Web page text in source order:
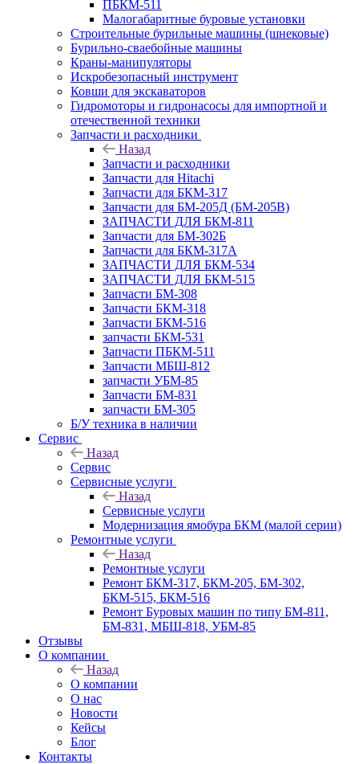
ПБКМ-511
Малогабаритные буровые установки
Строительные бурильные машины (шнековые)
Бурильно-сваебойные машины
Краны-манипуляторы
Искробезопасный инструмент
Ковши для экскаваторов
Гидромоторы и гидронасосы для импортной и
отечественной техники
Запчасти и расходники
Назад
Запчасти и расходники
Запчасти для Hitachi
Запчасти для БКМ-317
Запчасти для БМ-205Д (БМ-205В)
ЗАПЧАСТИ ДЛЯ БКМ-811
Запчасти для БМ-302Б
Запчасти для БКМ-317А
ЗАПЧАСТИ ДЛЯ БКМ-534
ЗАПЧАСТИ ДЛЯ БКМ-515
Запчасти БМ-308
Запчасти БКМ-318
Запчасти БКМ-516
запчасти БКМ-531
Запчасти ПБКМ-511
Запчасти МБШ-812
запчасти УБМ-85
Запчасти БМ-831
запчасти БМ-305
Б/У техника в наличии
Сервис
Назад
Сервис
Сервисные услуги
Назад
Сервисные услуги
Модернизация ямобура БКМ (малой серии)
Ремонтные услуги
Назад
Ремонтные услуги
Ремонт БКМ-317, БКМ-205, БМ-302,
БКМ-515, БКМ-516
Ремонт Буровых машин по типу БМ-811,
БМ-831, МБШ-818, УБМ-85
Отзывы
О компании
Назад
О компании
О нас
Новости
Кейсы
Блог
Контакты